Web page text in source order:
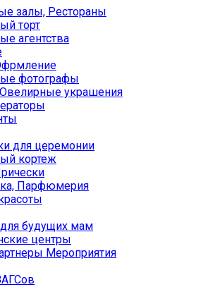
залы, Рестораны
торт
агентства
фотографы
украшения
для церемонии
кортеж
Парфюмерия
будущих мам
центры
Мероприятия